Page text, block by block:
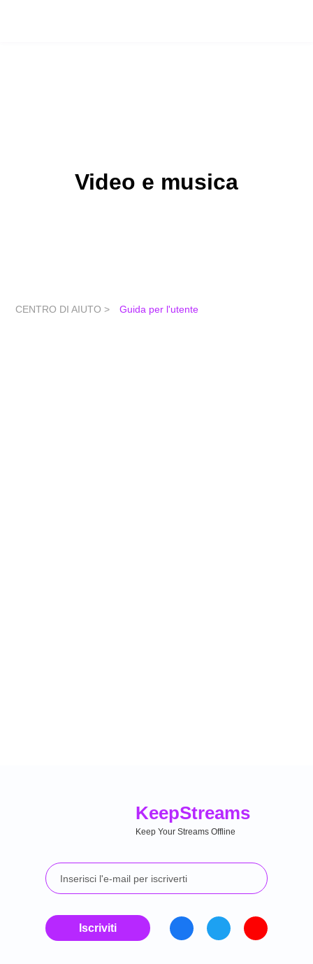
Video e musica
CENTRO DI AIUTO > Guida per l'utente
KeepStreams
Keep Your Streams Offline
Iscriviti